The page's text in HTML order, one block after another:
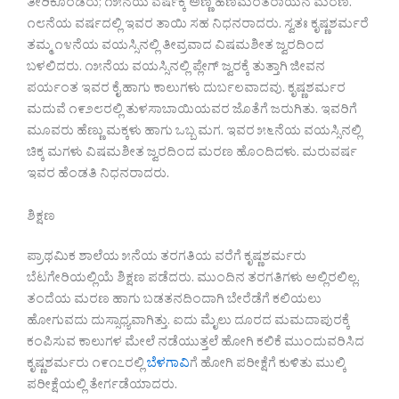
ತೀರಿಕೊಂಡರು; ೧೫ನೆಯ ವರ್ಷಕ್ಕೆ ಅಣ್ಣ ಹಣಮಂತರಾಯನ ಮರಣ.
೧೮ನೆಯ ವರ್ಷದಲ್ಲಿ ಇವರ ತಾಯಿ ಸಹ ನಿಧನರಾದರು. ಸ್ವತಃ ಕೃಷ್ಣಶರ್ಮರೆ
ತಮ್ಮ ೧೪ನೆಯ ವಯಸ್ಸಿನಲ್ಲಿ ತೀವ್ರವಾದ ವಿಷಮಶೀತ ಜ್ವರದಿಂದ
ಬಳಲಿದರು. ೧೫ನೆಯ ವಯಸ್ಸಿನಲ್ಲಿ ಪ್ಲೇಗ್ ಜ್ವರಕ್ಕೆ ತುತ್ತಾಗಿ ಜೀವನ
ಪರ್ಯಂತ ಇವರ ಕೈ ಹಾಗು ಕಾಲುಗಳು ದುರ್ಬಲವಾದವು. ಕೃಷ್ಣಶರ್ಮರ
ಮದುವೆ ೧೯೨೮ರಲ್ಲಿ ತುಳಸಾಬಾಯಿಯವರ ಜೊತೆಗೆ ಜರುಗಿತು. ಇವರಿಗೆ
ಮೂವರು ಹೆಣ್ಣು ಮಕ್ಕಳು ಹಾಗು ಒಬ್ಬ ಮಗ. ಇವರ ೫೬ನೆಯ ವಯಸ್ಸಿನಲ್ಲಿ
ಚಿಕ್ಕ ಮಗಳು ವಿಷಮಶೀತ ಜ್ವರದಿಂದ ಮರಣ ಹೊಂದಿದಳು. ಮರುವರ್ಷ
ಇವರ ಹೆಂಡತಿ ನಿಧನರಾದರು.
ಶಿಕ್ಷಣ
ಪ್ರಾಥಮಿಕ ಶಾಲೆಯ ೫ನೆಯ ತರಗತಿಯ ವರೆಗೆ ಕೃಷ್ಣಶರ್ಮರು
ಬೆಟಗೇರಿಯಲ್ಲಿಯೆ ಶಿಕ್ಷಣ ಪಡೆದರು. ಮುಂದಿನ ತರಗತಿಗಳು ಅಲ್ಲಿರಲಿಲ್ಲ.
ತಂದೆಯ ಮರಣ ಹಾಗು ಬಡತನದಿಂದಾಗಿ ಬೇರೆಡೆಗೆ ಕಲಿಯಲು
ಹೋಗುವದು ದುಸ್ಸಾಧ್ಯವಾಗಿತ್ತು. ಐದು ಮೈಲು ದೂರದ ಮಮದಾಪುರಕ್ಕೆ
ಕಂಪಿಸುವ ಕಾಲುಗಳ ಮೇಲೆ ನಡೆಯುತ್ತಲೆ ಹೋಗಿ ಕಲಿಕೆ ಮುಂದುವರಿಸಿದ
ಕೃಷ್ಣಶರ್ಮರು ೧೯೧೭ರಲ್ಲಿಬೆಳಗಾವಿಗೆ ಹೋಗಿ ಪರೀಕ್ಷೆಗೆ ಕುಳಿತು ಮುಲ್ಕಿ
ಪರೀಕ್ಷೆಯಲ್ಲಿ ತೇರ್ಗಡೆಯಾದರು.